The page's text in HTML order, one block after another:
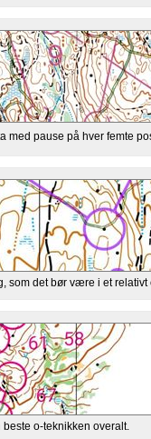
med pause på hver femte
som det bør være i et
o-teknikken overalt.